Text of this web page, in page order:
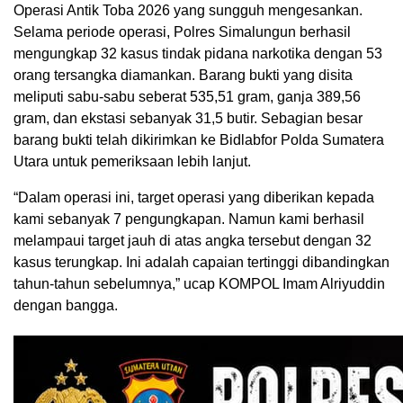
Operasi Antik Toba 2026 yang sungguh mengesankan.
Selama periode operasi, Polres Simalungun berhasil
mengungkap 32 kasus tindak pidana narkotika dengan 53
orang tersangka diamankan. Barang bukti yang disita
meliputi sabu-sabu seberat 535,51 gram, ganja 389,56
gram, dan ekstasi sebanyak 31,5 butir. Sebagian besar
barang bukti telah dikirimkan ke Bidlabfor Polda Sumatera
Utara untuk pemeriksaan lebih lanjut.
“Dalam operasi ini, target operasi yang diberikan kepada
kami sebanyak 7 pengungkapan. Namun kami berhasil
melampaui target jauh di atas angka tersebut dengan 32
kasus terungkap. Ini adalah capaian tertinggi dibandingkan
tahun-tahun sebelumnya,” ucap KOMPOL Imam Alriyuddin
dengan bangga.